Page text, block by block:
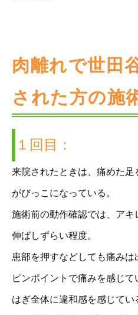
肉離れで世田
された方の施
１回目：
来院されたときは、痛めた
がびっこになっている。
施術前の動作確認では、ア
伸ばしずらい程度。
患部を押すなどしても痛みは
ピンポイントで痛みを感じ
はぎ全体に違和感を感じてい